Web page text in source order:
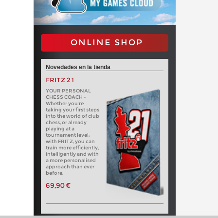
ONLINE SHOP
Novedades en la tienda
FRITZ 21
YOUR PERSONAL
CHESS COACH -
Whether you’re
taking your first steps
into the world of club
chess, or already
playing at a
tournament level:
with FRITZ, you can
train more efficiently,
intelligently and with
a more personalised
approach than ever
before.
69,90 €